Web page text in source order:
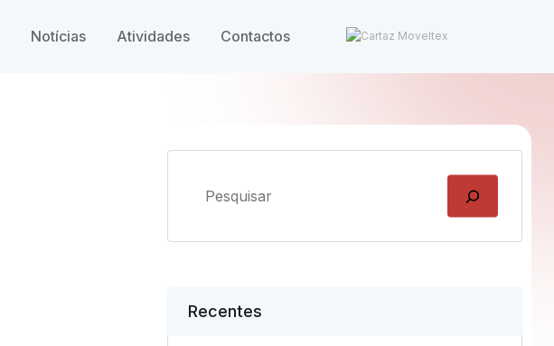
Notícias Atividades Contactos
Recentes